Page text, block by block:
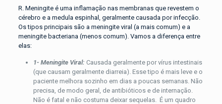
R. Meningite é uma inflamação nas membranas que revestem o
cérebro e a medula espinhal, geralmente causada por infecção.
Os tipos principais são a meningite viral (a mais comum) e a
meningite bacteriana (menos comum). Vamos a diferença entre
elas:
1- Meningite Viral: Causada geralmente por vírus intestinais
(que causam geralmente diarreia). Esse tipo é mais leve e o
paciente melhora sozinho em dias a poucas semanas. Não
precisa, de modo geral, de antibióticos e de internação.
Não é fatal e não costuma deixar sequelas. É um quadro